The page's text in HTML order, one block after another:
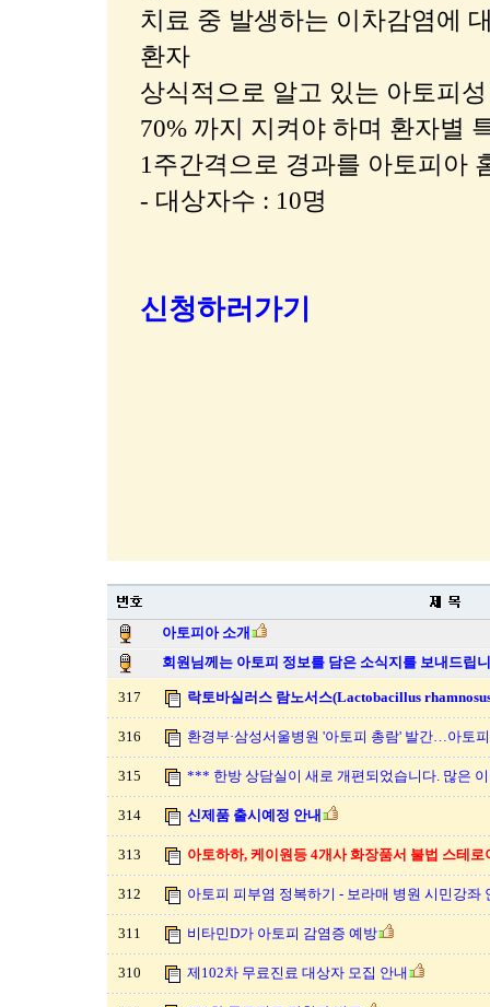
치료 중 발생하는 이차감염에
환자
상식적으로 알고 있는 아토피
70% 까지 지켜야 하며 환자별
1주간격으로 경과를 아토피아
- 대상자수 : 10명
신청하러가기
아토피아 소개
회원님께는 아토피 정보를 담은 소식지를 보내드립
317 락토바실러스 람노서스(Lactobacillus
316 환경부·삼성서울병원 '아토피 총람' 발간…아토
315 *** 한방 상담실이 새로 개편되었습니다. 많은
314 신제품 출시예정 안내
313 아토하하, 케이원등 4개사 화장품서 불법 스테로
312 아토피 피부염 정복하기 - 보라매 병원 시민강좌
311 비타민D가 아토피 감염증 예방
310 제102차 무료진료 대상자 모집 안내